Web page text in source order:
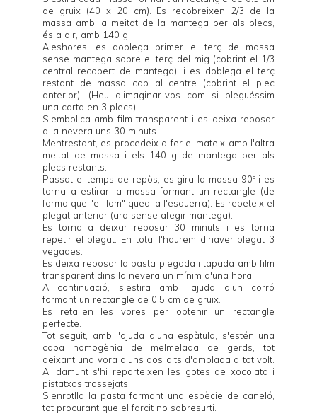
de gruix (40 x 20 cm). Es recobreixen 2/3 de la
massa amb la meitat de la mantega per als plecs,
és a dir, amb 140 g.
Aleshores, es doblega primer el terç de massa
sense mantega sobre el terç del mig (cobrint el 1/3
central recobert de mantega), i es doblega el terç
restant de massa cap al centre (cobrint el plec
anterior). (Heu d'imaginar-vos com si pleguéssim
una carta en 3 plecs).
S'embolica amb film transparent i es deixa reposar
a la nevera uns 30 minuts.
Mentrestant, es procedeix a fer el mateix amb l'altra
meitat de massa i els 140 g de mantega per als
plecs restants.
Passat el temps de repòs, es gira la massa 90º i es
torna a estirar la massa formant un rectangle (de
forma que "el llom" quedi a l'esquerra). Es repeteix el
plegat anterior (ara sense afegir mantega).
Es torna a deixar reposar 30 minuts i es torna
repetir el plegat. En total l'haurem d'haver plegat 3
vegades.
Es deixa reposar la pasta plegada i tapada amb film
transparent dins la nevera un mínim d'una hora.
A continuació, s'estira amb l'ajuda d'un corró
formant un rectangle de 0.5 cm de gruix.
Es retallen les vores per obtenir un rectangle
perfecte.
Tot seguit, amb l'ajuda d'una espàtula, s'estén una
capa homogènia de melmelada de gerds, tot
deixant una vora d'uns dos dits d'amplada a tot volt.
Al damunt s'hi reparteixen les gotes de xocolata i
pistatxos trossejats.
S'enrotlla la pasta formant una espècie de caneló,
tot procurant que el farcit no sobresurti.